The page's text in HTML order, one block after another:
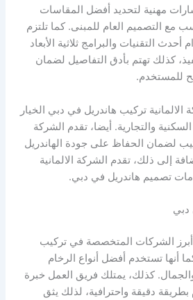
مهنية لتحديد أفضل المقاسات
مع التصميم العام للمبنى. كما تلتزم
أحدث التقنيات والبرامج ثلاثية الأبعاد
كذلك تهتم بأدق التفاصيل لضمان
للمستخدم.
الالمانية تركيب هاندريل في دبي الخيار
والتجارية. أيضا، تقدم الشركة
لضمان الحفاظ على جودة الهاندريل
إلى ذلك، تقدم الشركة الالمانية
تصميم هاندريل في دبي.
دبي
أبرز الشركات المتخصصة في تركيب
أنها تستخدم أفضل أنواع الرخام
كذلك، يمتلك فريق العمل خبرة
دقيقة واحترافية، لذلك يثق